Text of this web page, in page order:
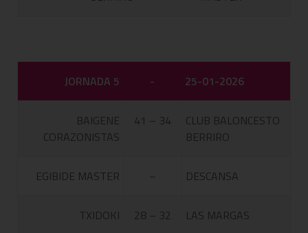
JORNADA 5 - 25-01-2026
BAIGENE
CORAZONISTAS
41 – 34
CLUB BALONCESTO
BERRIRO
EGIBIDE MASTER – DESCANSA
TXIDOKI 28 – 32 LAS MARGAS